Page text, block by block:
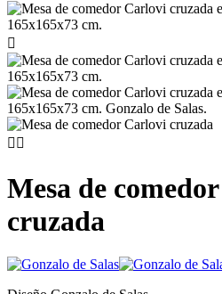

 
Mesa de
cruzada